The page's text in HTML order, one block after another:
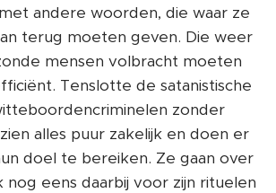
andere woorden, die waar ze
terug moeten geven. Die weer
mensen volbracht moeten
Tenslotte de satanistische
zonder
alles puur zakelijk en doen er
doel te bereiken. Ze gaan over
nog eens daarbij voor zijn rituelen